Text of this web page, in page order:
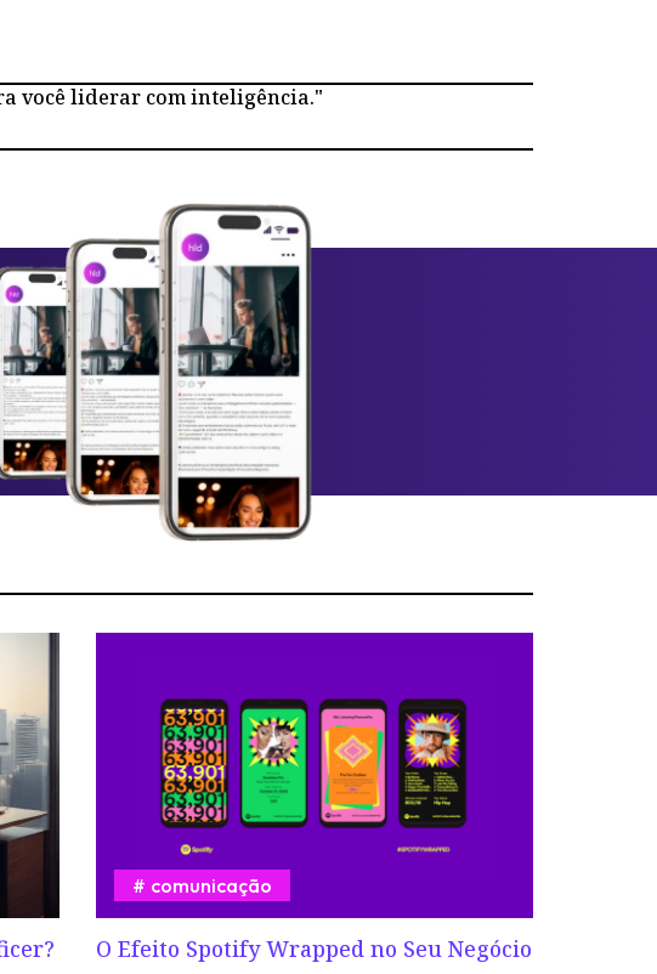
você liderar com inteligência."
O Efeito Spotify Wrapped no Seu Negócio
comunicação